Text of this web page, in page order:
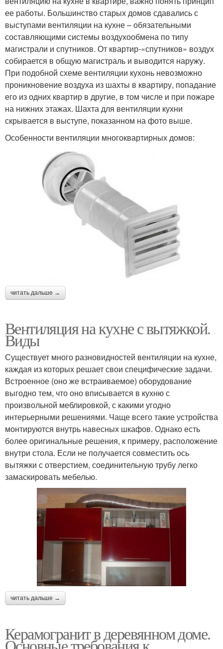
ее работы. Большинство старых домов сдавались с
выступами вентиляции на кухне – обязательными
составляющими системы воздухообмена по типу
магистрали и спутников. От квартир-«спутников» воздух
собирается в общую магистраль и выводится наружу.
При подобной схеме вентиляции кухонь невозможно
проникновение воздуха из шахты в квартиру, попадание
его из одних квартир в другие, в том числе и при пожаре
на нижних этажах. Шахта для вентиляции кухни
скрывается в выступе, показанном на фото выше.
Особенности вентиляции многоквартирных домов:
читать дальше →
Вентиляция на кухне с вытяжкой.
Виды
Существует много разновидностей вентиляции на кухне,
каждая из которых решает свои специфические задачи.
Встроенное (оно же встраиваемое) оборудование
выгодно тем, что оно вписывается в кухню с
произвольной меблировкой, с какими угодно
интерьерными решениями. Чаще всего такие устройства
монтируются внутрь навесных шкафов. Однако есть
более оригинальные решения, к примеру, расположение
внутри стола. Если не получается совместить ось
вытяжки с отверстием, соединительную трубу легко
замаскировать мебелью.
читать дальше →
Керамогранит в деревянном доме.